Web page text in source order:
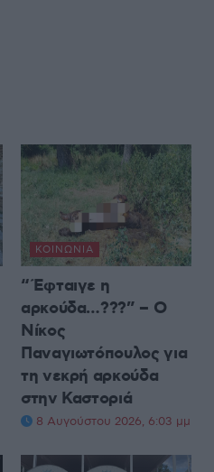
ΚΟΙΝΩΝΊΑ
“Έφταιγε η
αρκούδα…???” – Ο
Νίκος
Παναγιωτόπουλος για
τη νεκρή αρκούδα
στην Καστοριά
8 Αυγούστου 2026, 6:03 μμ